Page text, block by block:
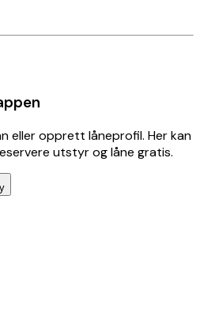
eller opprett låneprofil. Her kan
utstyr og låne gratis.